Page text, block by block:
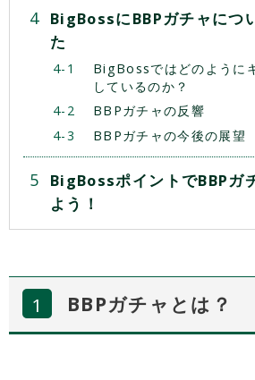
BigBossにBBPガチャにつ
た
BigBossではどのように
しているのか？
BBPガチャの反響
BBPガチャの今後の展望
BigBossポイントでBBPガ
よう！
BBPガチャとは？